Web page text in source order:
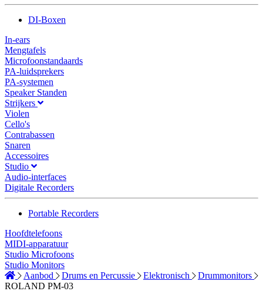
DI-Boxen
In-ears
Mengtafels
Microfoonstandaards
PA-luidsprekers
PA-systemen
Speaker Standen
Strijkers
Violen
Cello's
Contrabassen
Snaren
Accessoires
Studio
Audio-interfaces
Digitale Recorders
Portable Recorders
Hoofdtelefoons
MIDI-apparatuur
Studio Microfoons
Studio Monitors
Aanbod
Drums en Percussie Elektronisch
Drummonitors
ROLAND PM-03